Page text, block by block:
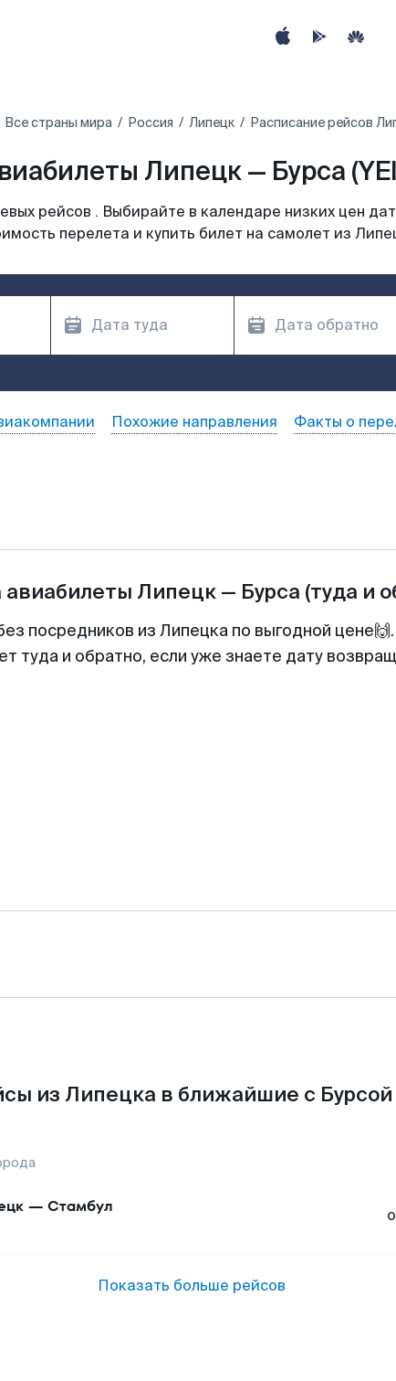
Все страны мира Россия Липецк Расписание рейсов
Липецк — Бурса
рейсов . Выбирайте в календаре низких цен
перелета и купить билет на самолет из
Похожие направления Факты о
Липецк— Бурса (туда и
посредников из Липецка по выгодной
туда и обратно, если уже знаете дату
из Липецка в ближайшие с Бурсой
— Стамбул
Показать больше рейсов